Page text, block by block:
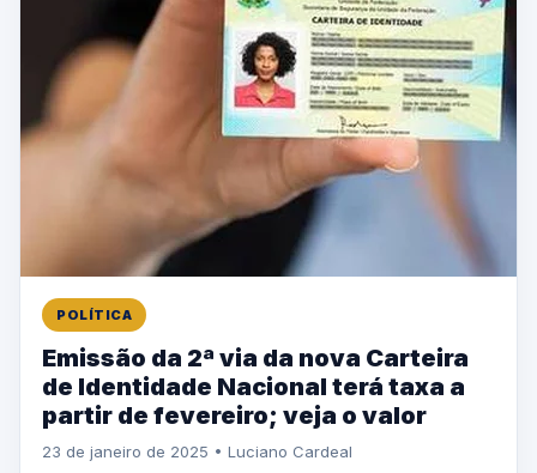
POLÍTICA
Emissão da 2ª via da nova Carteira
de Identidade Nacional terá taxa a
partir de fevereiro; veja o valor
23 de janeiro de 2025 • Luciano Cardeal